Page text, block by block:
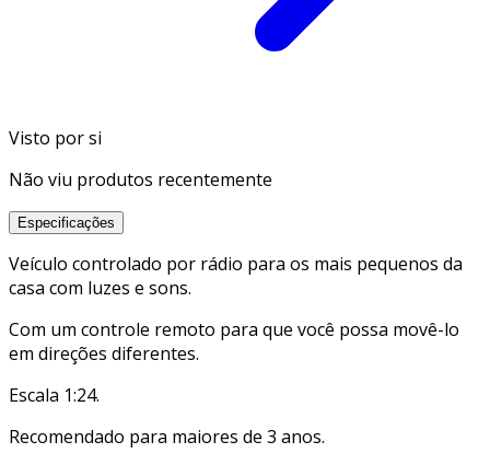
Visto por si
Não viu produtos recentemente
Especificações
Veículo controlado por rádio para os mais pequenos da
casa com luzes e sons.
Com um controle remoto para que você possa movê-lo
em direções diferentes.
Escala 1:24.
Recomendado para maiores de 3 anos.